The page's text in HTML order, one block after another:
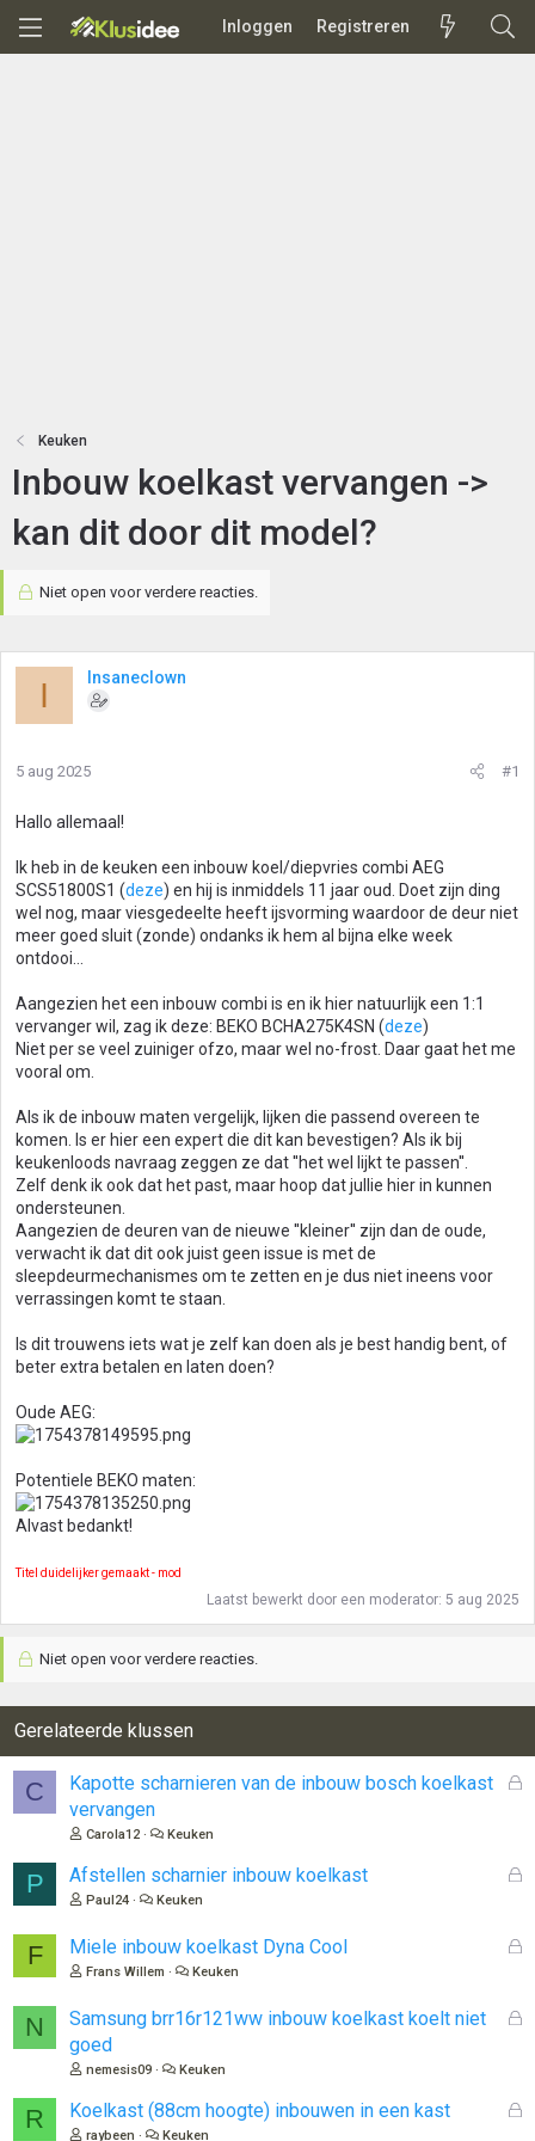
Inloggen Registreren
Keuken
Inbouw koelkast vervangen ->
kan dit door dit model?
Niet open voor verdere reacties.
I Insaneclown
5 aug 2025 #1
Hallo allemaal!
Ik heb in de keuken een inbouw koel/diepvries combi AEG
SCS51800S1 (deze) en hij is inmiddels 11 jaar oud. Doet zijn ding
wel nog, maar viesgedeelte heeft ijsvorming waardoor de deur niet
meer goed sluit (zonde) ondanks ik hem al bijna elke week
ontdooi...
Aangezien het een inbouw combi is en ik hier natuurlijk een 1:1
vervanger wil, zag ik deze: BEKO BCHA275K4SN (deze)
Niet per se veel zuiniger ofzo, maar wel no-frost. Daar gaat het me
vooral om.
Als ik de inbouw maten vergelijk, lijken die passend overeen te
komen. Is er hier een expert die dit kan bevestigen? Als ik bij
keukenloods navraag zeggen ze dat ''het wel lijkt te passen''.
Zelf denk ik ook dat het past, maar hoop dat jullie hier in kunnen
ondersteunen.
Aangezien de deuren van de nieuwe ''kleiner'' zijn dan de oude,
verwacht ik dat dit ook juist geen issue is met de
sleepdeurmechanismes om te zetten en je dus niet ineens voor
verrassingen komt te staan.
Is dit trouwens iets wat je zelf kan doen als je best handig bent, of
beter extra betalen en laten doen?
Oude AEG:
Potentiele BEKO maten:
Alvast bedankt!
Titel duidelijker gemaakt - mod
Laatst bewerkt door een moderator: 5 aug 2025
Niet open voor verdere reacties.
Gerelateerde klussen
C
G
o
Kapotte scharnieren van de inbouw bosch koelkast
vervangen
Carola12 Keuken
P
G
n
Afstellen scharnier inbouw koelkast
Paul24 Keuken
F
G
Miele inbouw koelkast Dyna Cool
Frans Willem Keuken
N
G
o
Samsung brr16r121ww inbouw koelkast koelt niet
goed
nemesis09 Keuken
R
G
Koelkast (88cm hoogte) inbouwen in een kast
raybeen Keuken